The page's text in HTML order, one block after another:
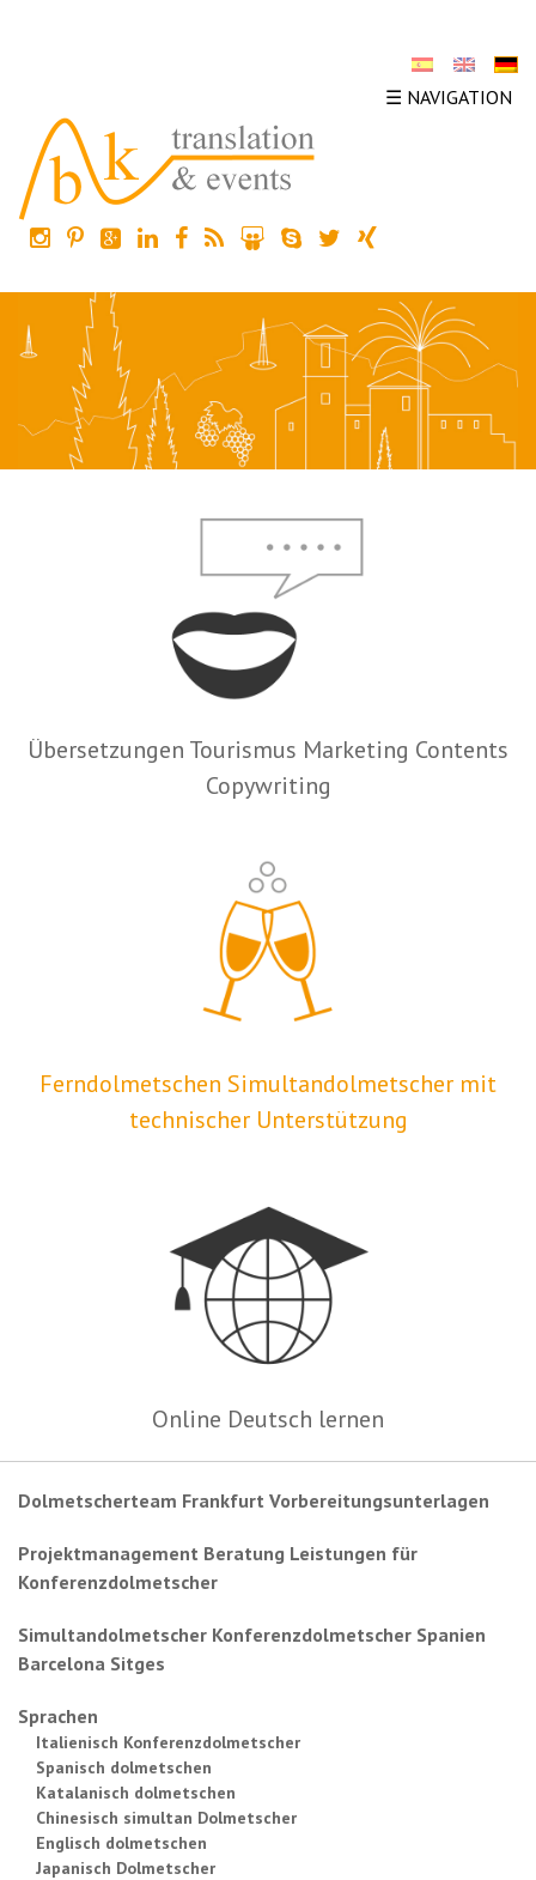
☰ NAVIGATION
Übersetzungen Tourismus Marketing Contents
Copywriting
Ferndolmetschen Simultandolmetscher mit
technischer Unterstützung
Online Deutsch lernen
Dolmetscherteam Frankfurt Vorbereitungsunterlagen
Projektmanagement Beratung Leistungen für
Konferenzdolmetscher
Simultandolmetscher Konferenzdolmetscher Spanien
Barcelona Sitges
Sprachen
Italienisch Konferenzdolmetscher
Spanisch dolmetschen
Katalanisch dolmetschen
Chinesisch simultan Dolmetscher
Englisch dolmetschen
Japanisch Dolmetscher